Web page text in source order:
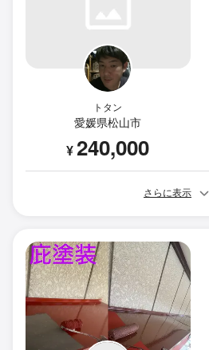
トタン
愛媛県松山市
¥240,000
さらに表示